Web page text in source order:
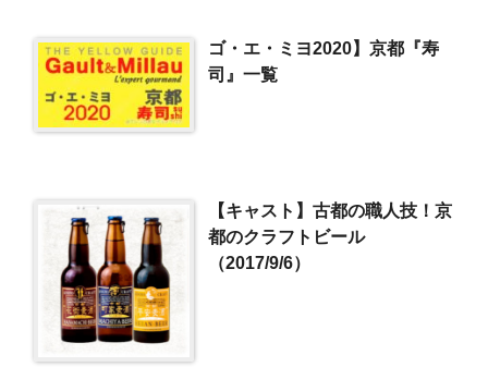
ゴ・エ・ミヨ2020】京都『寿
司』一覧
【キャスト】古都の職人技！京
都のクラフトビール
（2017/9/6）